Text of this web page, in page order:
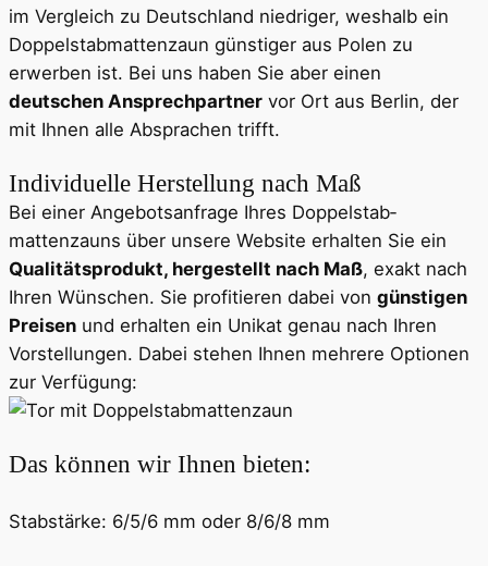
im Vergleich zu Deutschland niedriger, weshalb ein
Doppelstab­mattenzaun günstiger aus Polen zu
erwerben ist. Bei uns haben Sie aber einen
deutschen Ansprechpartner vor Ort aus Berlin, der
mit Ihnen alle Absprachen trifft.
Individuelle Herstellung nach Maß
Bei einer Angebotsanfrage Ihres Doppelstab­
mattenzauns über unsere Website erhalten Sie ein
Qualitätsprodukt, hergestellt nach Maß, exakt nach
Ihren Wünschen. Sie profitieren dabei von günstigen
Preisen und erhalten ein Unikat genau nach Ihren
Vorstellungen. Dabei stehen Ihnen mehrere Optionen
zur Verfügung:
Das können wir Ihnen bieten:
Stabstärke: 6/5/6 mm oder 8/6/8 mm